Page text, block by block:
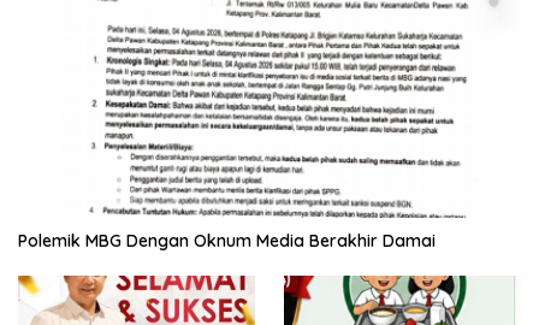
Polemik MBG Dengan Oknum Media Berakhir Damai